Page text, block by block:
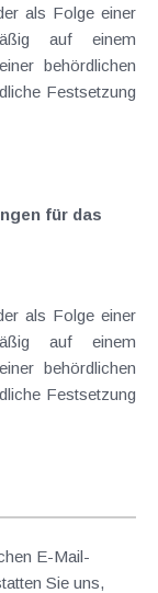
als Folge einer
auf einem
für das
als Folge einer
auf einem
E-Mail-
Sie uns,